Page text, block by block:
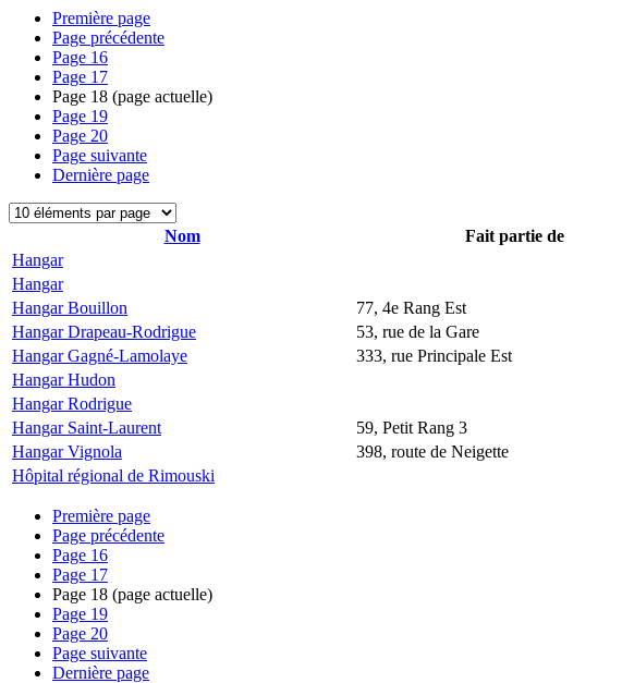
Première page
Page précédente
Page 16
Page 17
Page 18 (page actuelle)
Page 19
Page 20
Page suivante
Dernière page
Nom Fait partie de
Hangar
Hangar
Hangar Bouillon
77, 4e Rang Est
Hangar Drapeau-Rodrigue
53, rue de la Gare
Hangar Gagné-Lamolaye
333, rue Principale Est
Hangar Hudon
Hangar Rodrigue
Hangar Saint-Laurent
59, Petit Rang 3
Hangar Vignola
398, route de Neigette
Hôpital régional de Rimouski
Première page
Page précédente
Page 16
Page 17
Page 18 (page actuelle)
Page 19
Page 20
Page suivante
Dernière page